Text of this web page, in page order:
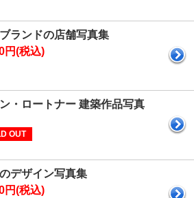
ランドの店舗写真集
円(税込)
・ロートナー 建築作品写真
OUT
デザイン写真集
円(税込)